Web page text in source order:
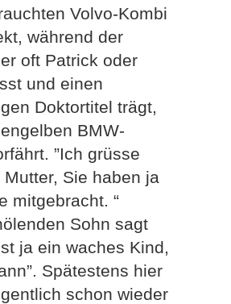
Volvo-Kombi
während der
oft Patrick oder
und einen
Doktortitel trägt,
BMW-
”Ich grüsse
Mutter, Sie haben ja
mitgebracht. “
Sohn sagt
ja ein waches Kind,
Spätestens hier
schon wieder